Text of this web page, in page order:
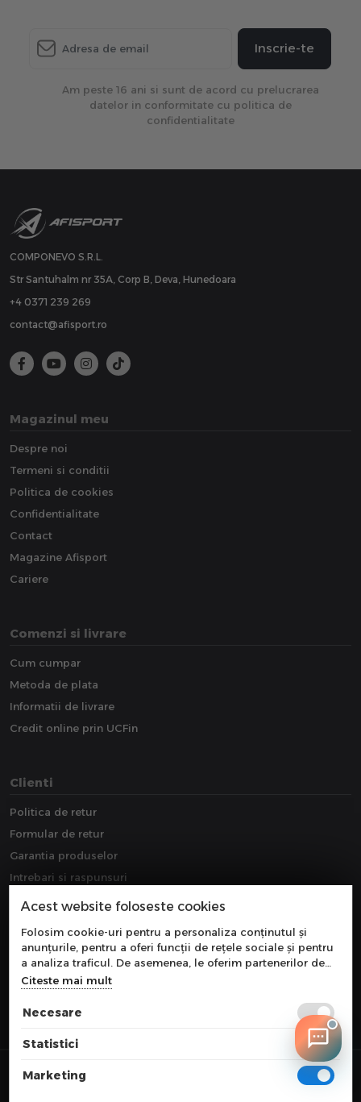
Inscrie-te
Am peste 16 ani si sunt de acord cu prelucrarea
datelor in conformitate cu politica de
confidentialitate
COMPONEVO S.R.L.
Str Santuhalm nr 35A, Corp B, Deva, Hunedoara
+4 0371 239 269
contact@afisport.ro
Magazinul meu
Despre noi
Termeni si conditii
Politica de cookies
Confidentialitate
Contact
Magazine Afisport
Cariere
Comenzi si livrare
Cum cumpar
Metoda de plata
Informatii de livrare
Credit online prin UCFin
Clienti
Politica de retur
Formular de retur
Garantia produselor
Intrebari si raspunsuri
Downloads
Acest website foloseste cookies
Folosim cookie-uri pentru a personaliza conținutul și
anunțurile, pentru a oferi funcții de rețele sociale și pentru
a analiza traficul. De asemenea, le oferim partenerilor de
rețele sociale, de publicitate și de analize informații cu
privire la modul în care folosiți site-ul nostru. Aceștia le
pot combina cu alte informații oferite de dvs. sau culese în
Citeste mai mult
Necesare
Statistici
Marketing